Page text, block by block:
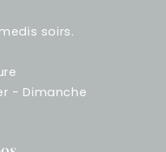
soirs.
- Dimanche